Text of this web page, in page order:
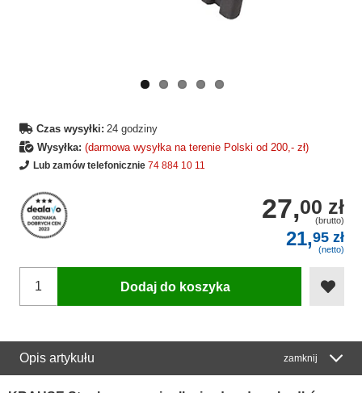
Czas wysyłki: 24 godziny
Wysyłka: (darmowa wysyłka na terenie Polski od 200,- zł)
Lub zamów telefonicznie 74 884 10 11
27,00 zł
(brutto)
21,95 zł
(netto)
Dodaj do koszyka
Opis artykułu zamknij